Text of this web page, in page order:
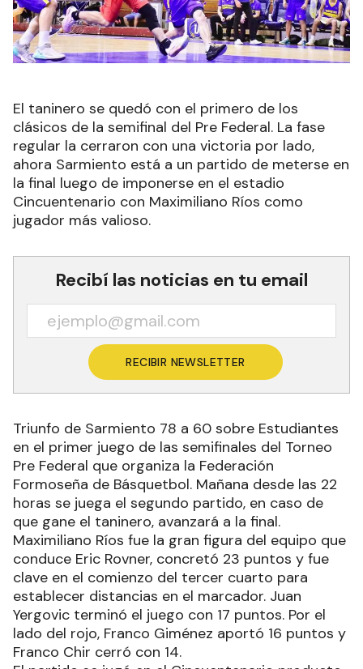
El taninero se quedó con el primero de los
clásicos de la semifinal del Pre Federal. La fase
regular la cerraron con una victoria por lado,
ahora Sarmiento está a un partido de meterse en
la final luego de imponerse en el estadio
Cincuentenario con Maximiliano Ríos como
jugador más valioso.
Recibí las noticias en tu email
RECIBIR NEWSLETTER
Triunfo de Sarmiento 78 a 60 sobre Estudiantes
en el primer juego de las semifinales del Torneo
Pre Federal que organiza la Federación
Formoseña de Básquetbol. Mañana desde las 22
horas se juega el segundo partido, en caso de
que gane el taninero, avanzará a la final.
Maximiliano Ríos fue la gran figura del equipo que
conduce Eric Rovner, concretó 23 puntos y fue
clave en el comienzo del tercer cuarto para
establecer distancias en el marcador. Juan
Yergovic terminó el juego con 17 puntos. Por el
lado del rojo, Franco Giménez aportó 16 puntos y
Franco Chir cerró con 14.